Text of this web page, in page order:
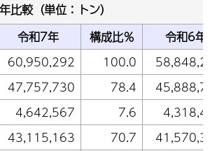
比較（単位：トン）
令和7年 構成比％
令和6年
60,950,292 100.0
47,757,730 78.4
4,642,567 7.6
43,115,163 70.7